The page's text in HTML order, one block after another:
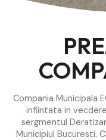
Compania Municipala
infiintata in
sergmentul
Municipiul Bucuresti.